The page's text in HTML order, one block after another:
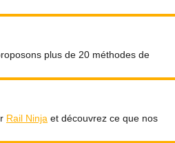
plus de 20 méthodes de
Rail Ninja et découvrez ce que nos